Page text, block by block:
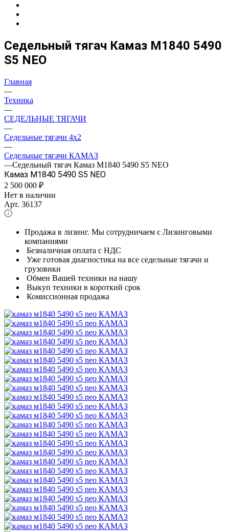
Седельный тягач Камаз М1840 5490
S5 NEO
Главная
—
Техника
—
СЕДЕЛЬНЫЕ ТЯГАЧИ
—
Седельные тягачи 4x2
—
Седельные тягачи КАМАЗ
—Седельный тягач Камаз М1840 5490 S5 NEO
Камаз М1840 5490 S5 NEO
2 500 000 ₽
Нет в наличии
Арт. 36137
Продажа в лизинг. Мы сотрудничаем с Лизинговыми
компаниями
Безналичная оплата с НДС
Уже готовая диагностика на все седельные тягачи и
грузовики
Обмен Вашей техники на нашу
Выкуп техники в короткий срок
Комиссионная продажа